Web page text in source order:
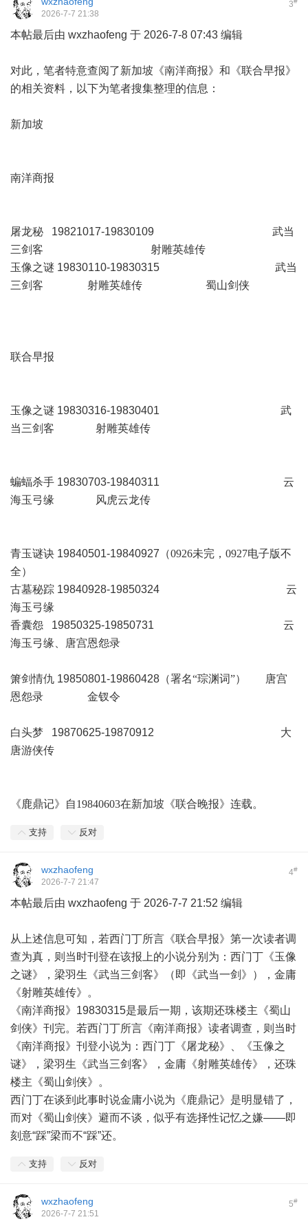
3
2026-7-7 21:38
本帖最后由 wxzhaofeng 于 2026-7-8 07:43 编辑
对此，笔者特意查阅了新加坡《南洋商报》和《联合早报》
的相关资料，以下为笔者搜集整理的信息：
新加坡
南洋商报
屠龙秘 19821017-19830109 武当
三剑客 射雕英雄传
玉像之谜 19830110-19830315 武当
三剑客 射雕英雄传 蜀山剑侠
联合早报
玉像之谜 19830316-19830401 武
当三剑客 射雕英雄传
蝙蝠杀手 19830703-19840311 云
海玉弓缘 风虎云龙传
青玉谜诀 19840501-19840927 （0926未完， 0927电子版不
全）
古墓秘踪 19840928-19850324 云
海玉弓缘
香囊怨 19850325-19850731 云
海玉弓缘、唐宫恩怨录
箫剑情仇 19850801-19860428 （署名“琮渊词”） 唐宫
恩怨录 金钗令
白头梦 19870625-19870912 大
唐游侠传
《鹿鼎记》自19840603在新加坡《联合晚报》连载。
支持 反对
4#
wxzhaofeng
2026-7-7 21:47
本帖最后由 wxzhaofeng 于 2026-7-7 21:52 编辑
从上述信息可知，若西门丁所言《联合早报》第一次读者调
查为真，则当时刊登在该报上的小说分别为：西门丁《玉像
之谜》，梁羽生《武当三剑客》（即《武当一剑》），金庸
《射雕英雄传》。
《南洋商报》19830315是最后一期，该期还珠楼主《蜀山
剑侠》刊完。若西门丁所言《南洋商报》读者调查，则当时
《南洋商报》刊登小说为：西门丁《屠龙秘》、《玉像之
谜》，梁羽生《武当三剑客》，金庸《射雕英雄传》，还珠
楼主《蜀山剑侠》。
西门丁在谈到此事时说金庸小说为《鹿鼎记》是明显错了，
而对《蜀山剑侠》避而不谈，似乎有选择性记忆之嫌——即
刻意“踩”梁而不“踩”还。
支持 反对
5#
wxzhaofeng
2026-7-7 21:51